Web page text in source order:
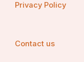
Privacy Policy
Contact us